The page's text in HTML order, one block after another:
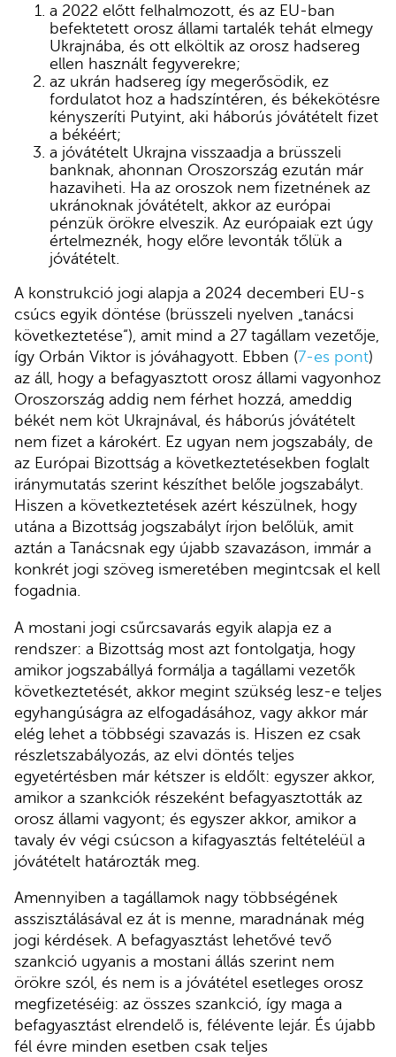
a 2022 előtt felhalmozott, és az EU-ban
befektetett orosz állami tartalék tehát elmegy
Ukrajnába, és ott elköltik az orosz hadsereg
ellen használt fegyverekre;
az ukrán hadsereg így megerősödik, ez
fordulatot hoz a hadszíntéren, és békekötésre
kényszeríti Putyint, aki háborús jóvátételt fizet
a békéért;
a jóvátételt Ukrajna visszaadja a brüsszeli
banknak, ahonnan Oroszország ezután már
hazaviheti. Ha az oroszok nem fizetnének az
ukránoknak jóvátételt, akkor az európai
pénzük örökre elveszik. Az európaiak ezt úgy
értelmeznék, hogy előre levonták tőlük a
jóvátételt.
A konstrukció jogi alapja a 2024 decemberi EU-s
csúcs egyik döntése (brüsszeli nyelven „tanácsi
következtetése“), amit mind a 27 tagállam vezetője,
így Orbán Viktor is jóváhagyott. Ebben (7-es pont)
az áll, hogy a befagyasztott orosz állami vagyonhoz
Oroszország addig nem férhet hozzá, ameddig
békét nem köt Ukrajnával, és háborús jóvátételt
nem fizet a károkért. Ez ugyan nem jogszabály, de
az Európai Bizottság a következtetésekben foglalt
iránymutatás szerint készíthet belőle jogszabályt.
Hiszen a következtetések azért készülnek, hogy
utána a Bizottság jogszabályt írjon belőlük, amit
aztán a Tanácsnak egy újabb szavazáson, immár a
konkrét jogi szöveg ismeretében megintcsak el kell
fogadnia.
A mostani jogi csűrcsavarás egyik alapja ez a
rendszer: a Bizottság most azt fontolgatja, hogy
amikor jogszabállyá formálja a tagállami vezetők
következtetését, akkor megint szükség lesz-e teljes
egyhangúságra az elfogadásához, vagy akkor már
elég lehet a többségi szavazás is. Hiszen ez csak
részletszabályozás, az elvi döntés teljes
egyetértésben már kétszer is eldőlt: egyszer akkor,
amikor a szankciók részeként befagyasztották az
orosz állami vagyont; és egyszer akkor, amikor a
tavaly év végi csúcson a kifagyasztás feltételéül a
jóvátételt határozták meg.
Amennyiben a tagállamok nagy többségének
asszisztálásával ez át is menne, maradnának még
jogi kérdések. A befagyasztást lehetővé tevő
szankció ugyanis a mostani állás szerint nem
örökre szól, és nem is a jóvátétel esetleges orosz
megfizetéséig: az összes szankció, így maga a
befagyasztást elrendelő is, félévente lejár. És újabb
fél évre minden esetben csak teljes